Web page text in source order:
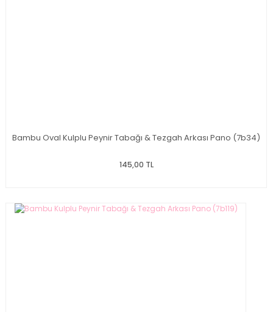
Bambu Oval Kulplu Peynir Tabağı & Tezgah Arkası Pano (7b34)
145,00 TL